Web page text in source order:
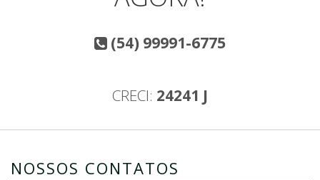
(54) 99991-6775
CRECI: 24241 J
NOSSOS CONTATOS